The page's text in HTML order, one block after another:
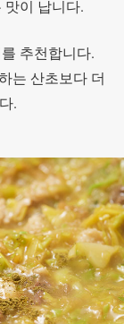
맛이 납니다.
추천합니다.
는 산초보다 더
.